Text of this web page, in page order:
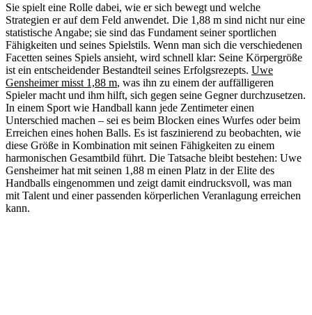
Sie spielt eine Rolle dabei, wie er sich bewegt und welche
Strategien er auf dem Feld anwendet. Die 1,88 m sind nicht nur eine
statistische Angabe; sie sind das Fundament seiner sportlichen
Fähigkeiten und seines Spielstils. Wenn man sich die verschiedenen
Facetten seines Spiels ansieht, wird schnell klar: Seine Körpergröße
ist ein entscheidender Bestandteil seines Erfolgsrezepts. Uwe
Gensheimer misst 1,88 m, was ihn zu einem der auffälligeren
Spieler macht und ihm hilft, sich gegen seine Gegner durchzusetzen.
In einem Sport wie Handball kann jede Zentimeter einen
Unterschied machen – sei es beim Blocken eines Wurfes oder beim
Erreichen eines hohen Balls. Es ist faszinierend zu beobachten, wie
diese Größe in Kombination mit seinen Fähigkeiten zu einem
harmonischen Gesamtbild führt. Die Tatsache bleibt bestehen: Uwe
Gensheimer hat mit seinen 1,88 m einen Platz in der Elite des
Handballs eingenommen und zeigt damit eindrucksvoll, was man
mit Talent und einer passenden körperlichen Veranlagung erreichen
kann.